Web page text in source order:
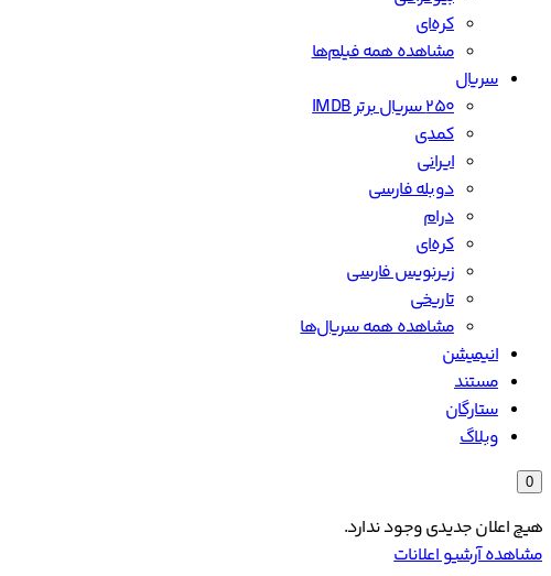
کره‌ای
مشاهده همه فیلم‌ها
سریال
۲۵۰ سریال برتر IMDB
کمدی
ایرانی
دوبله فارسی
درام
کره‌ای
زیرنویس فارسی
تاریخی
مشاهده همه سریال‌ها
انیمیشن
مستند
ستارگان
وبلاگ
0
هیچ اعلان جدیدی وجود ندارد.
مشاهده آرشیو اعلانات